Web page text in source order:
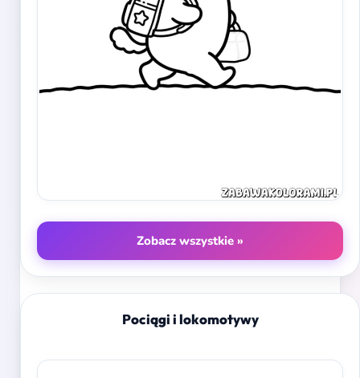
Zobacz wszystkie »
Pociągi i lokomotywy